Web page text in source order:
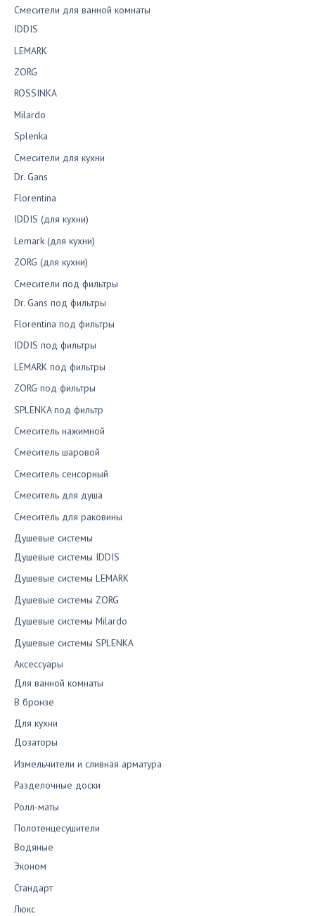
Смесители для ванной комнаты
IDDIS
LEMARK
ZORG
ROSSINKA
Milardo
Splenka
Смесители для кухни
Dr. Gans
Florentina
IDDIS (для кухни)
Lemark (для кухни)
ZORG (для кухни)
Смесители под фильтры
Dr. Gans под фильтры
Florentina под фильтры
IDDIS под фильтры
LEMARK под фильтры
ZORG под фильтры
SPLENKA под фильтр
Смеситель нажимной
Смеситель шаровой
Смеситель сенсорный
Смеситель для душа
Смеситель для раковины
Душевые системы
Душевые системы IDDIS
Душевые системы LEMARK
Душевые системы ZORG
Душевые системы Milardo
Душевые системы SPLENKA
Аксессуары
Для ванной комнаты
В бронзе
Для кухни
Дозаторы
Измельчители и сливная арматура
Разделочные доски
Ролл-маты
Полотенцесушители
Водяные
Эконом
Стандарт
Люкс